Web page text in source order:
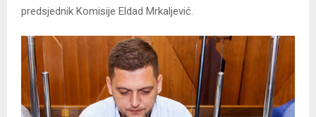
predsjednik Komisije Eldad Mrkaljević.